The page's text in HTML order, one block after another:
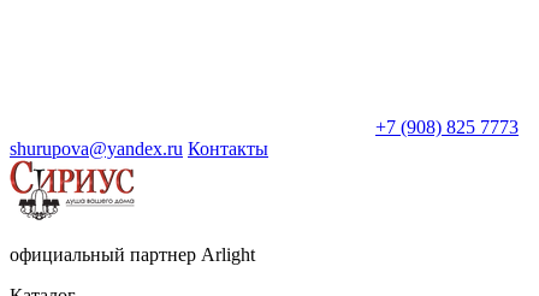
+7 (908) 825 7773
shurupova@yandex.ru Контакты
официальный партнер Arlight